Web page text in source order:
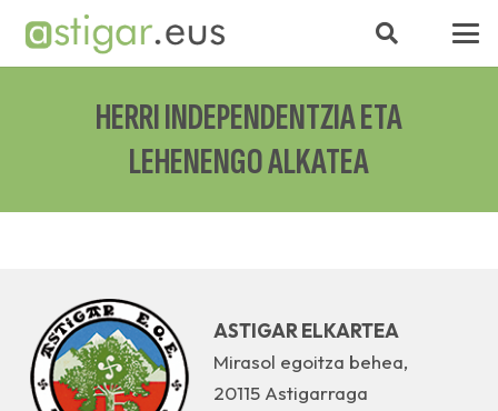
HERRI INDEPENDENTZIA ETA
LEHENENGO ALKATEA
ASTIGAR ELKARTEA
Mirasol egoitza behea,
20115 Astigarraga